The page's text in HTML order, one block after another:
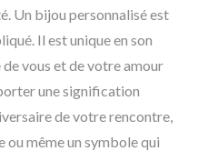
Un bijou personnalisé est
Il est unique en son
vous et de votre amour
une signification
de votre rencontre,
même un symbole qui